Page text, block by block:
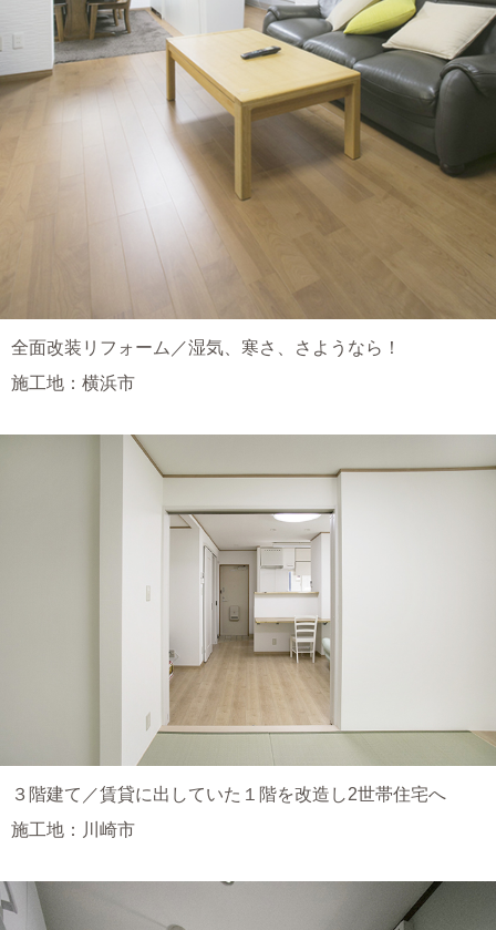
全面改装リフォーム／湿気、寒さ、さようなら！
施工地：横浜市
３階建て／賃貸に出していた１階を改造し2世帯住宅へ
施工地：川崎市